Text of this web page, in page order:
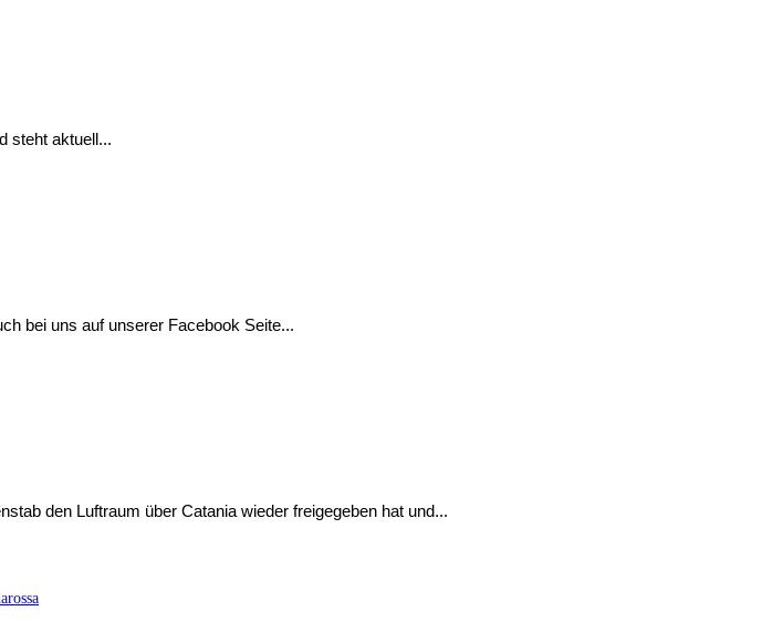
steht aktuell...
bei uns auf unserer Facebook Seite...
den Luftraum über Catania wieder freigegeben hat und...